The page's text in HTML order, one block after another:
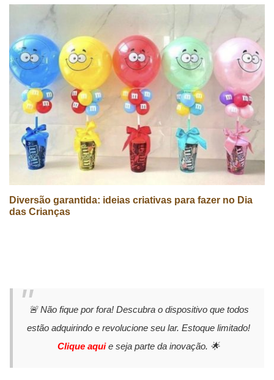
Diversão garantida: ideias criativas para fazer no Dia
das Crianças
🚨 Não fique por fora! Descubra o dispositivo que todos
estão adquirindo e revolucione seu lar. Estoque limitado!
Clique aquie seja parte da inovação. 🌟